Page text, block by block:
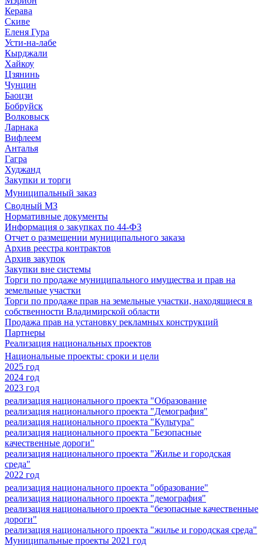
Керава
Скиве
Еленя Гура
Усти-на-лабе
Кырджали
Хайкоу
Цзянинь
Чунцин
Баоцзи
Бобруйск
Волковыск
Ларнака
Вифлеем
Анталья
Гагра
Худжанд
Закупки и торги
Муниципальный заказ
Сводный МЗ
Нормативные документы
Информация о закупках по 44-ФЗ
Отчет о размещении муниципального заказа
Архив реестра контрактов
Архив закупок
Закупки вне системы
Торги по продаже муниципального имущества и прав на
земельные участки
Торги по продаже прав на земельные участки, находящиеся в
собственности Владимирской области
Продажа прав на установку рекламных конструкций
Партнеры
Реализация национальных проектов
Национальные проекты: сроки и цели
2025 год
2024 год
2023 год
реализация национального проекта "Образование
реализация национального проекта "Демография"
реализация национального проекта "Культура"
реализация национального проекта "Безопасные
качественные дороги"
реализация национального проекта "Жилье и городская
среда"
2022 год
реализация национального проекта "образование"
реализация национального проекта "демография"
реализация национального проекта "безопасные качественные
дороги"
реализация национального проекта "жилье и городская среда"
Муниципальные проекты 2021 год